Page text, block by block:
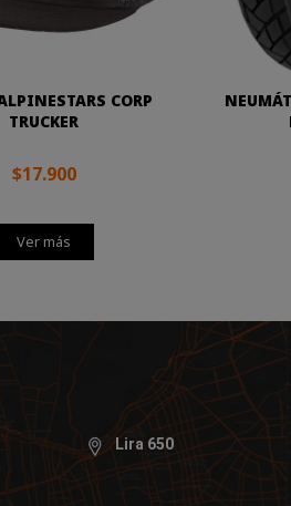
CORP
TRUCKER
$17.900
Ver más
Lira 650